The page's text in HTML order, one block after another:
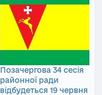
Позачергова 34 сесія
районної ради
відбудеться 19 червня